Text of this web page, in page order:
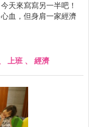
天來寫寫另一半吧！
血，但身肩一家經濟
上班 、 經濟